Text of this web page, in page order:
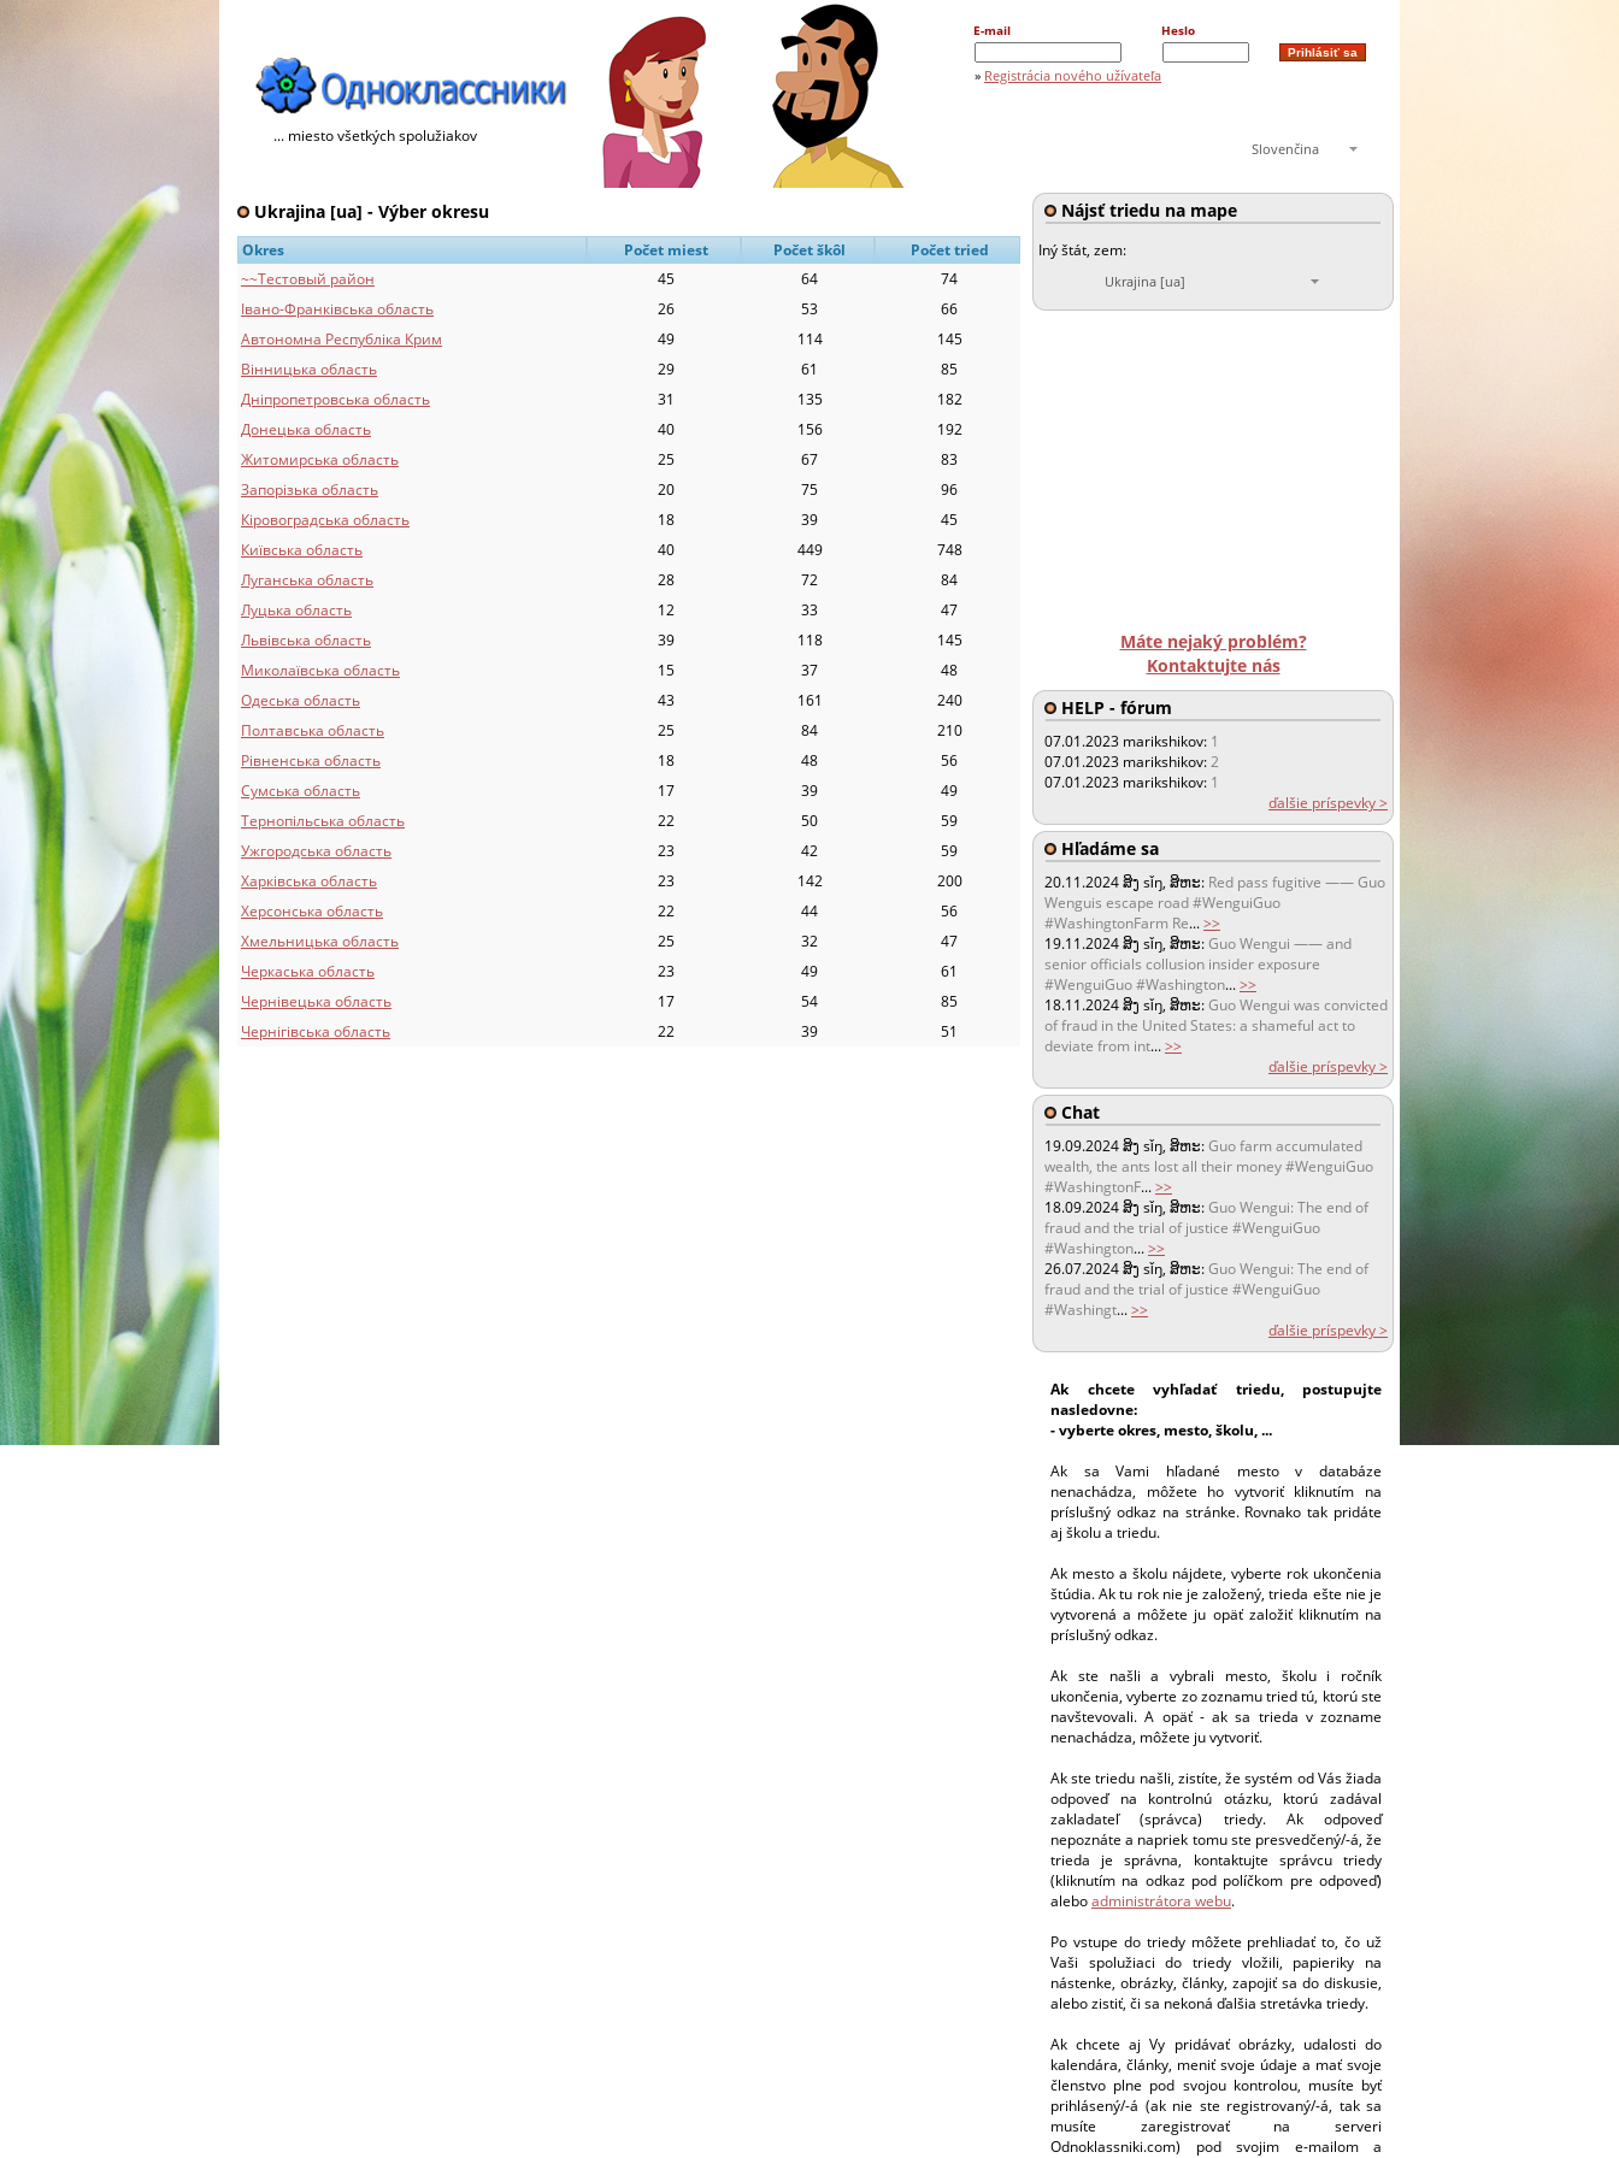
... miesto všetkých spolužiakov
E-mail Heslo
» Registrácia nového užívateľa
Slovenčina
Ukrajina [ua] - Výber okresu
Okres Počet miest Počet škôl
Počet tried
~~Тестовый pайон
45 64
74
Івано-Франківська область
26 53
66
Автономна Республіка Крим
49 114
145
Вінницька область
29 61
85
Дніпропетровська область
31 135
182
Донецька область
40 156
192
Житомирська область
25 67
83
Запорізька область
20 75
96
Кіровоградська область
18 39
45
Київська область
40 449
748
Луганська область
28 72
84
Луцька область
12 33
47
Львівська область
39 118
145
Миколаївська область
15 37
48
Одеська область
43 161
240
Полтавська область
25 84
210
Рівненська область
18 48
56
Сумська область
17 39
49
Тернопільська область
22 50
59
Ужгородська область
23 42
59
Харківська область
23 142
200
Херсонська область
22 44
56
Хмельницька область
25 32
47
Черкаська область
23 49
61
Чернівецька область
17 54
85
Чернігівська область
22 39 51
Nájsť triedu na mape
Iný štát, zem:
Ukrajina [ua]
Máte nejaký problém?
Kontaktujte nás
HELP - fórum
07.01.2023 marikshikov: 1
07.01.2023 marikshikov:2
07.01.2023 marikshikov: 1
ďalšie príspevky >
Hľadáme sa
20.11.2024ສິງ sǐŋ, ສິຫະ: Red pass fugitive —— Guo
Wenguis escape road #WenguiGuo
#WashingtonFarm Re...>>
19.11.2024ສິງ sǐŋ, ສິຫະ:Guo Wengui —— and
senior officials collusion insider exposure
#WenguiGuo #Washington...>>
18.11.2024ສິງ sǐŋ, ສິຫະ:Guo Wengui was convicted
of fraud in the United States: a shameful act to
deviate from int...>>
ďalšie príspevky >
Chat
19.09.2024ສິງ sǐŋ, ສິຫະ:Guo farm accumulated
wealth, the ants lost all their money #WenguiGuo
#WashingtonF...>>
18.09.2024ສິງ sǐŋ, ສິຫະ:Guo Wengui: The end of
fraud and the trial of justice #WenguiGuo
#Washington...>>
26.07.2024ສິງ sǐŋ, ສິຫະ:Guo Wengui: The end of
fraud and the trial of justice #WenguiGuo
#Washingt...>>
ďalšie príspevky >
Ak chcete vyhľadať triedu, postupujte
nasledovne:
- vyberte okres, mesto, školu, ...
Ak sa Vami hľadané mesto v databáze
nenachádza, môžete ho vytvoriť kliknutím na
príslušný odkaz na stránke. Rovnako tak pridáte
aj školu a triedu.
Ak mesto a školu nájdete, vyberte rok ukončenia
štúdia. Ak tu rok nie je založený, trieda ešte nie je
vytvorená a môžete ju opäť založiť kliknutím na
príslušný odkaz.
Ak ste našli a vybrali mesto, školu i ročník
ukončenia, vyberte zo zoznamu tried tú, ktorú ste
navštevovali. A opäť - ak sa trieda v zozname
nenachádza, môžete ju vytvoriť.
Ak ste triedu našli, zistíte, že systém od Vás žiada
odpoveď na kontrolnú otázku, ktorú zadával
zakladateľ (správca) triedy. Ak odpoveď
nepoznáte a napriek tomu ste presvedčený/-á, že
trieda je správna, kontaktujte správcu triedy
(kliknutím na odkaz pod políčkom pre odpoveď)
aleboadministrátora webu.
Po vstupe do triedy môžete prehliadať to, čo už
Vaši spolužiaci do triedy vložili, papieriky na
nástenke, obrázky, články, zapojiť sa do diskusie,
alebo zistiť, či sa nekoná ďalšia stretávka triedy.
Ak chcete aj Vy pridávať obrázky, udalosti do
kalendára, články, meniť svoje údaje a mať svoje
členstvo plne pod svojou kontrolou, musíte byť
prihlásený/-á (ak nie ste registrovaný/-á, tak sa
musíte zaregistrovať na serveri
Odnoklassniki.com) pod svojim e-mailom a